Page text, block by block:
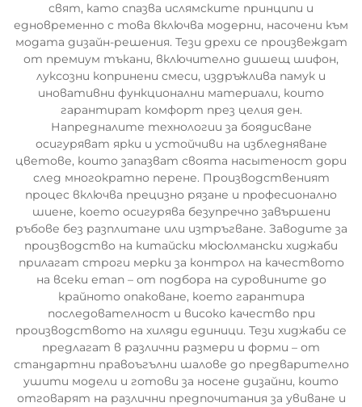
свят, като спазва ислямските принципи и
едновременно с това включва модерни, насочени към
модата дизайн-решения. Тези дрехи се произвеждат
от премиум тъкани, включително дишещ шифон,
луксозни копринени смеси, издръжлива памук и
иновативни функционални материали, които
гарантират комфорт през целия ден.
Напредналите технологии за боядисване
осигуряват ярки и устойчиви на избледняване
цветове, които запазват своята насытеност дори
след многократно перене. Производственият
процес включва прецизно рязане и професионално
шиене, което осигурява безупречно завършени
ръбове без разплитане или изтръгване. Заводите за
производство на китайски мюсюлмански хиджаби
прилагат строги мерки за контрол на качеството
на всеки етап – от подбора на суровините до
крайното опаковане, което гарантира
последователност и високо качество при
производството на хиляди единици. Тези хиджаби се
предлагат в различни размери и форми – от
стандартни правоъгълни шалове до предварително
ушити модели и готови за носене дизайни, които
отговарят на различни предпочитания за увиване и